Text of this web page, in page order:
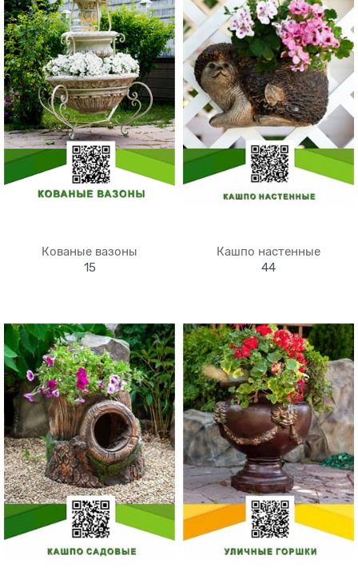
Кованые вазоны
15
Кашпо настенные
44